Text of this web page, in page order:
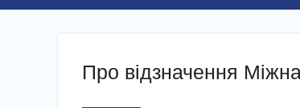
Про відзначення